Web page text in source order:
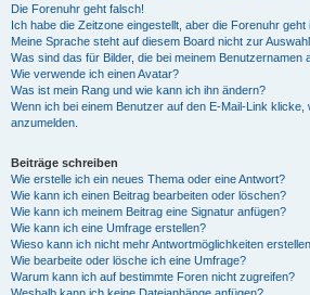
Die Forenuhr geht falsch!
Ich habe die Zeitzone eingestellt, aber die Forenuhr geht
Meine Sprache steht auf diesem Board nicht zur
Was sind das für Bilder, die bei meinem Benutzernamen
Wie verwende ich einen Avatar?
Was ist mein Rang und wie kann ich ihn ändern?
Wenn ich bei einem Benutzer auf den E-Mail-Link
anzumelden.
Beiträge schreiben
Wie erstelle ich ein neues Thema oder eine Antwort?
Wie kann ich einen Beitrag bearbeiten oder löschen?
Wie kann ich meinem Beitrag eine Signatur anfügen?
Wie kann ich eine Umfrage erstellen?
Wieso kann ich nicht mehr Antwortmöglichkeiten
Wie bearbeite oder lösche ich eine Umfrage?
Warum kann ich auf bestimmte Foren nicht zugreifen?